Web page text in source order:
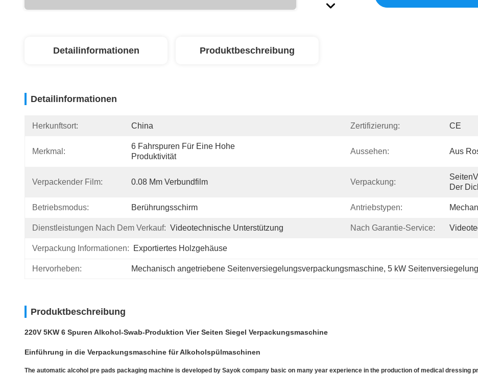
Detailinformationen Produktbeschreibung
Detailinformationen
Herkunftsort: China Zertifizierung: CE
Merkmal:
6 Fahrspuren Für Eine Hohe
Produktivität
Aussehen: Aus
Verpackender Film: 0.08 Mm Verbundfilm Verpackung:
Der
Betriebsmodus: Berührungsschirm Antriebstypen:
Dienstleistungen Nach Dem Verkauf: Videotechnische Unterstützung Nach Garantie-Service:
Verpackung Informationen: Exportiertes Holzgehäuse
Hervorheben: Mechanisch angetriebene Seitenversiegelungsverpackungsmaschine, 5 kW
Produktbeschreibung
220V 5KW 6 Spuren Alkohol-Swab-Produktion Vier Seiten Siegel Verpackungsmaschine
Einführung in die Verpackungsmaschine für Alkoholspülmaschinen
The automatic alcohol pre pads packaging machine is developed by Sayok company basic on many year experience in the production of medical dressing